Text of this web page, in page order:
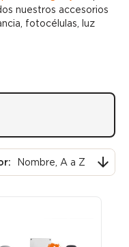
nuestros accesorios
fotocélulas, luz
Nombre, A a Z 